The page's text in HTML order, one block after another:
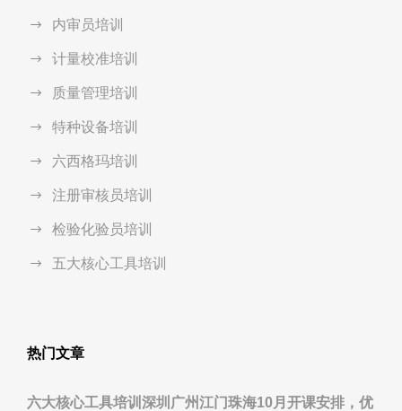
内审员培训
计量校准培训
质量管理培训
特种设备培训
六西格玛培训
注册审核员培训
检验化验员培训
五大核心工具培训
热门文章
六大核心工具培训深圳广州江门珠海10月开课安排，优